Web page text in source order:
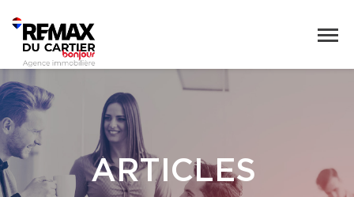
ARTICLES